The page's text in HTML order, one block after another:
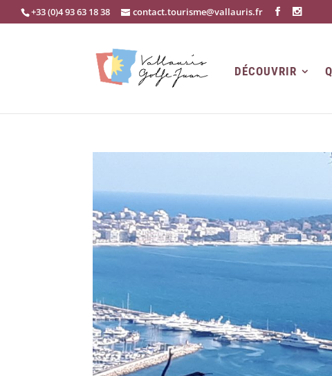
+33 (0)4 93 63 18 38 contact.tourisme@vallauris.fr
DÉCOUVRIR